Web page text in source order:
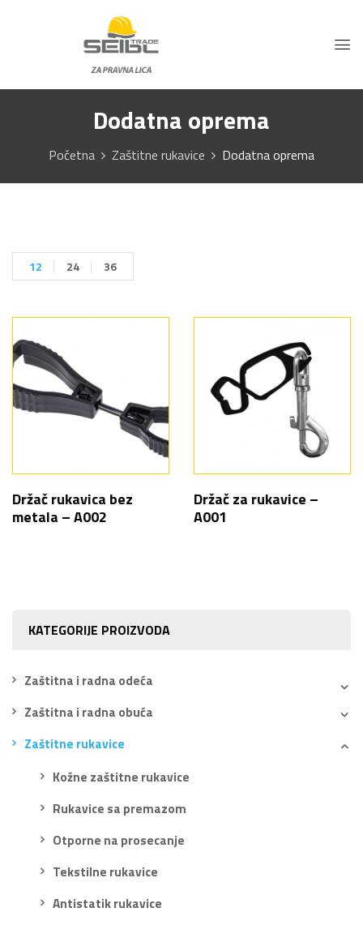
Dodatna oprema
Početna Zaštitne rukavice Dodatna oprema
KATEGORIJE PROIZVODA
Zaštitna i radna odeća
Zaštitna i radna obuća
Zaštitne rukavice
Kožne zaštitne rukavice
Rukavice sa premazom
Otporne na prosecanje
Tekstilne rukavice
Antistatik rukavice
12 24 36
Držač rukavica bez
metala – A002
Držač za rukavice –
A001